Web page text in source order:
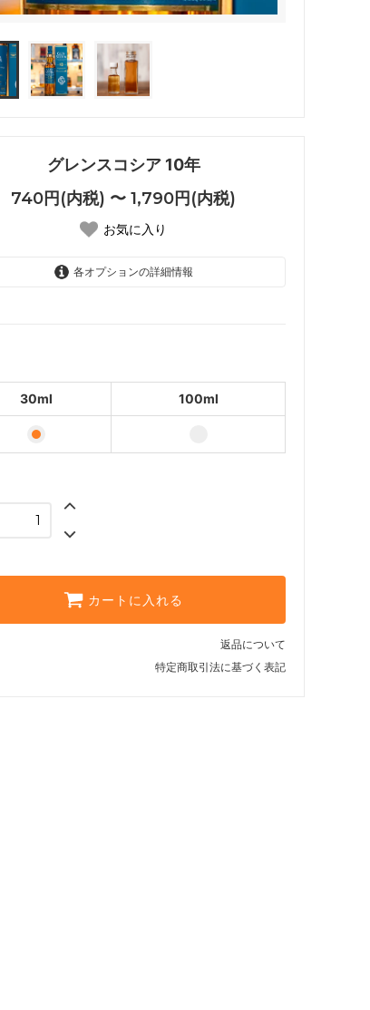
グレンスコシア 10年
740円(内税) 〜 1,790円(内税)
お気に入り
各オプションの詳細情報
30ml
100ml
カートに入れる
返品について
特定商取引法に基づく表記